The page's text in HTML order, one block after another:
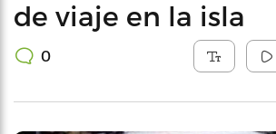
de viaje en la isla
0